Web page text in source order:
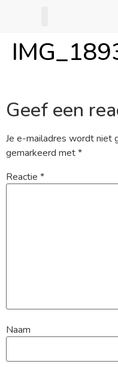
Geef een
Je e-mailadres wordt niet
gemarkeerd met*
Reactie *
Naam